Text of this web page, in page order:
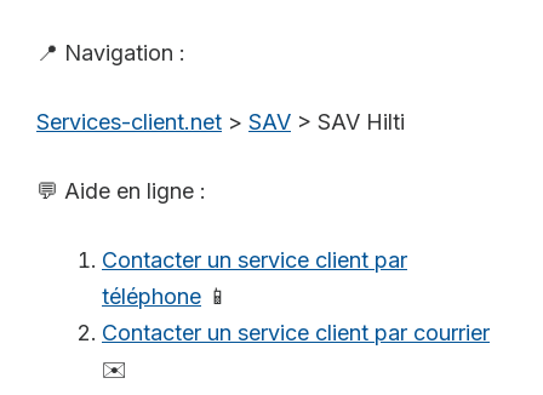
📍 Navigation :
Services-client.net > SAV > SAV Hilti
💬 Aide en ligne :
Contacter un service client par
téléphone 📱
Contacter un service client par courrier
✉️